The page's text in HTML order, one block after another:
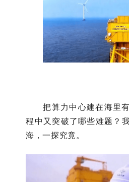
把算力中心建在海里
程中又突破了哪些难题？
海，一探究竟。